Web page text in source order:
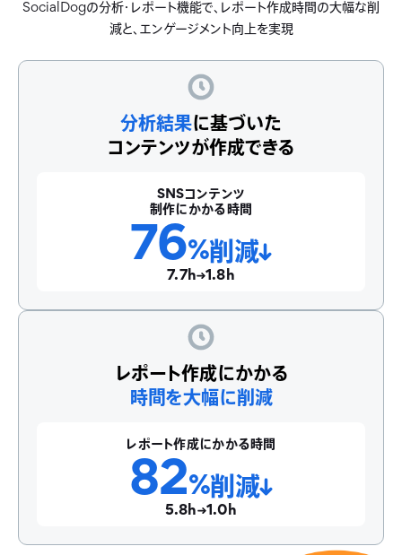
SocialDogの分析・レポート機能で、レポート作成時間の大幅な削
減と、エンゲージメント向上を実現
分析結果に基づいた
コンテンツが作成できる
SNSコンテンツ
制作にかかる時間
76%削減
7.7h 1.8h
レポート作成にかかる
時間を大幅に削減
レポート作成にかかる時間
82%削減
5.8h 1.0h